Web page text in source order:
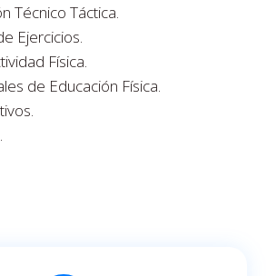
Técnico Táctica.
Ejercicios.
Física.
de Educación Física.